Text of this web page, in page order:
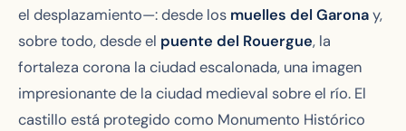
el desplazamiento—: desde los muelles del Garonay,
sobre todo, desde el puente del Rouergue, la
fortaleza corona la ciudad escalonada, una imagen
impresionante de la ciudad medieval sobre el río. El
castillo está protegido como Monumento Histórico